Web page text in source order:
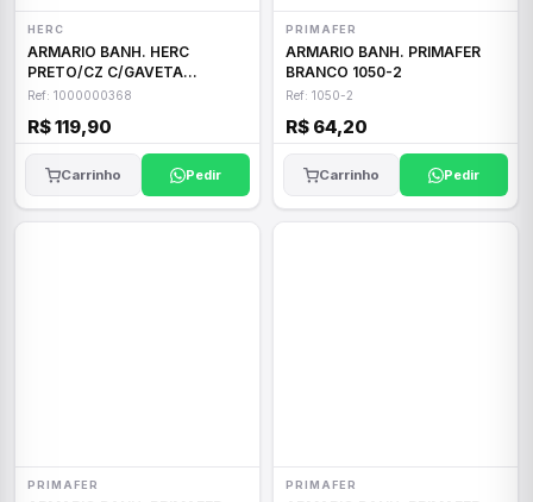
HERC
ARMARIO BANH. HERC
PRETO/CZ C/GAVETA
10000000368
Ref: 1000000368
R$ 119,90
Carrinho Pedir
PRIMAFER
ARMARIO BANH. PRIMAFER
BRANCO 1050-2
Ref: 1050-2
R$ 64,20
Carrinho Pedir
PRIMAFER PRIMAFER